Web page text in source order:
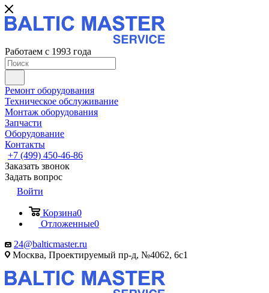
Работаем с 1993 года
Ремонт оборудования
Техническое обслуживание
Монтаж оборудования
Запчасти
Оборудование
Контакты
+7 (499) 450-46-86
Заказать звонок
Задать вопрос
Войти
Корзина0
Отложенные0
24@balticmaster.ru
Москва, Проектируемый пр-д, №4062, 6с1